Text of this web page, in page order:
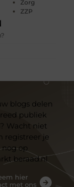
Zorg
ZZP
blogs delen
publiek
Wacht niet
registreer je
op
beraad.nl
hier
met ons